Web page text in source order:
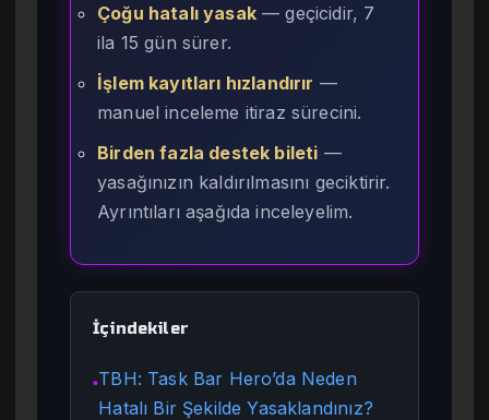
Çoğu hatalı yasak— geçicidir, 7
ila 15 gün sürer.
İşlem kayıtları hızlandırır —
manuel inceleme itiraz sürecini.
Birden fazla destek bileti —
yasağınızın kaldırılmasını geciktirir.
Ayrıntıları aşağıda inceleyelim.
İçindekiler
●TBH: Task Bar Hero’da Neden
Hatalı Bir Şekilde Yasaklandınız?